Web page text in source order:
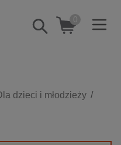
Pokaż/schowaj
wyszukiwarkę
0
dzieci i młodzieży